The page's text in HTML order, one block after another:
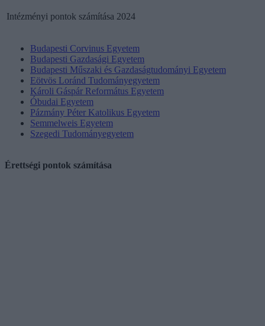
Intézményi pontok számítása 2024
Budapesti Corvinus Egyetem
Budapesti Gazdasági Egyetem
Budapesti Műszaki és Gazdaságtudományi Egyetem
Eötvös Loránd Tudományegyetem
Károli Gáspár Református Egyetem
Óbudai Egyetem
Pázmány Péter Katolikus Egyetem
Semmelweis Egyetem
Szegedi Tudományegyetem
Érettségi pontok számítása